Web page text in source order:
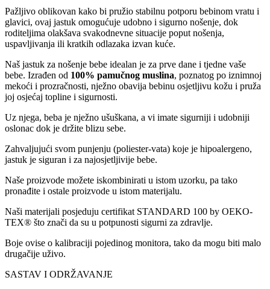
Pažljivo oblikovan kako bi pružio stabilnu potporu bebinom vratu i
glavici, ovaj jastuk omogućuje udobno i sigurno nošenje, dok
roditeljima olakšava svakodnevne situacije poput nošenja,
uspavljivanja ili kratkih odlazaka izvan kuće.
Naš jastuk za nošenje bebe idealan je za prve dane i tjedne vaše
bebe. Izrađen od 100% pamučnog muslina, poznatog po iznimnoj
mekoći i prozračnosti, nježno obavija bebinu osjetljivu kožu i pruža
joj osjećaj topline i sigurnosti.
Uz njega, beba je nježno ušuškana, a vi imate sigurniji i udobniji
oslonac dok je držite blizu sebe.
Zahvaljujući svom punjenju (poliester-vata) koje je hipoalergeno,
jastuk je siguran i za najosjetljivije bebe.
Naše proizvode možete iskombinirati u istom uzorku, pa tako
pronađite i ostale proizvode u istom materijalu.
Naši materijali posjeduju certifikat STANDARD 100 by OEKO-
TEX® što znači da su u potpunosti sigurni za zdravlje.
Boje ovise o kalibraciji pojedinog monitora, tako da mogu biti malo
drugačije uživo.
SASTAV I ODRŽAVANJE